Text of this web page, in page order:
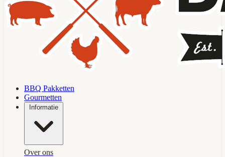
BBQ Pakketten
Gourmetten
Informatie
Over ons